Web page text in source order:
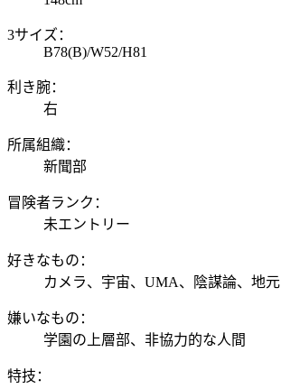
3サイズ：
B78(B)/W52/H81
利き腕：
右
所属組織：
新聞部
冒険者ランク：
未エントリー
好きなもの：
カメラ、宇宙、UMA、陰謀論、地元
嫌いなもの：
学園の上層部、非協力的な人間
特技：